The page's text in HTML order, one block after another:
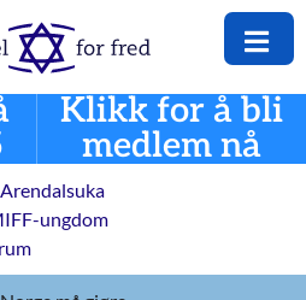
Klikk for å bli
medlem nå
ungdom